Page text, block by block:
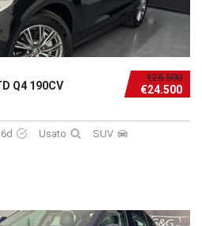
€25.500
€24.500
Q4 190CV
Usato
SUV